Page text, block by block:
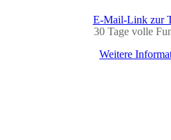
E-Mail-Link zur
30 Tage volle
Weitere